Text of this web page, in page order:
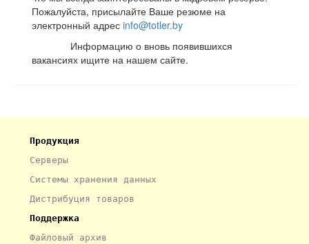
Пожалуйста, присылайте Ваше резюме на
электронный адрес info@totler.by
Информацию о вновь появившихся
вакансиях ищите на нашем сайте.
Продукция
Серверы
Системы хранения данных
Дистрибуция товаров
Поддержка
Файловый архив